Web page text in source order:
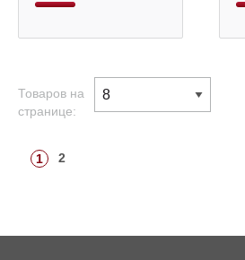
Товаров на
странице:
1 2